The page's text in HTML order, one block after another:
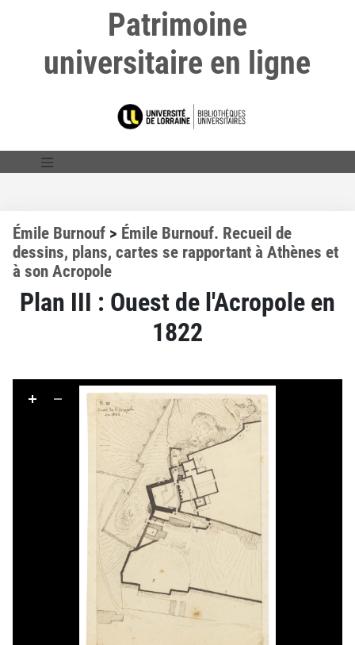
Patrimoine
universitaire en ligne
Émile Burnouf > Émile Burnouf. Recueil de
dessins, plans, cartes se rapportant à Athènes et
à son Acropole
Plan III : Ouest de l'Acropole en
1822